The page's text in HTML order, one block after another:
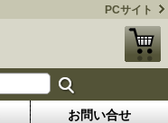
PCサイト
お問い合せ